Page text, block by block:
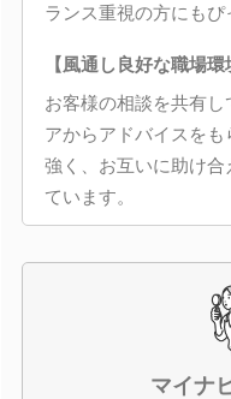
ランス重視の方にもぴ
【風通し良好な職場環
お客様の相談を共有
アからアドバイスを
強く、お互いに助け
ています。
マイナ